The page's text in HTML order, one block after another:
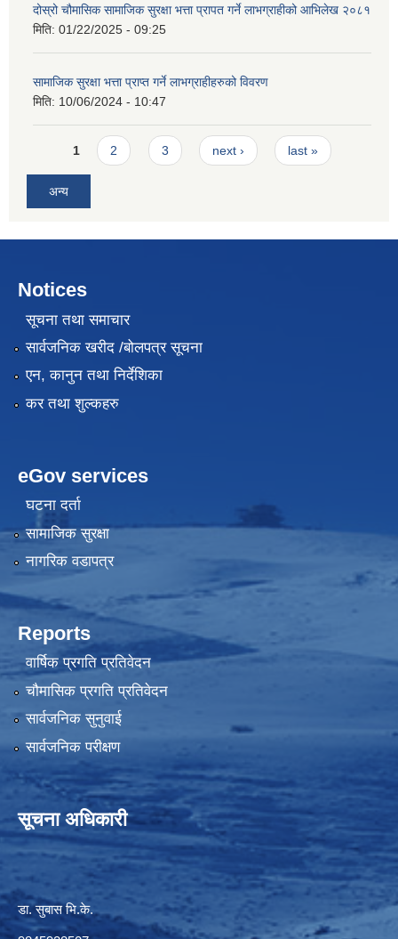
दोस्रो चौमासिक सामाजिक सुरक्षा भत्ता प्रापत गर्ने लाभग्राहीको आभिलेख २०८१
मिति: 01/22/2025 - 09:25
सामाजिक सुरक्षा भत्ता प्राप्त गर्ने लाभग्राहीहरुको विवरण
मिति: 10/06/2024 - 10:47
Pages
1 2 3 next › last »
अन्य
Notices
सूचना तथा समाचार
सार्वजनिक खरीद /बोलपत्र सूचना
एन, कानुन तथा निर्देशिका
कर तथा शुल्कहरु
eGov services
घटना दर्ता
सामाजिक सुरक्षा
नागरिक वडापत्र
Reports
वार्षिक प्रगति प्रतिवेदन
चौमासिक प्रगति प्रतिवेदन
सार्वजनिक सुनुवाई
सार्वजनिक परीक्षण
सूचना अधिकारी
डा. सुबास भि.के.